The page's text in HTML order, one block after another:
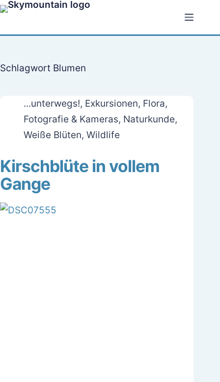
Zum
springen
Schlagwort Blumen
...unterwegs!, Exkursionen, Flora,
Fotografie & Kameras, Naturkunde,
Weiße Blüten, Wildlife
Kirschblüte in vollem
Gange